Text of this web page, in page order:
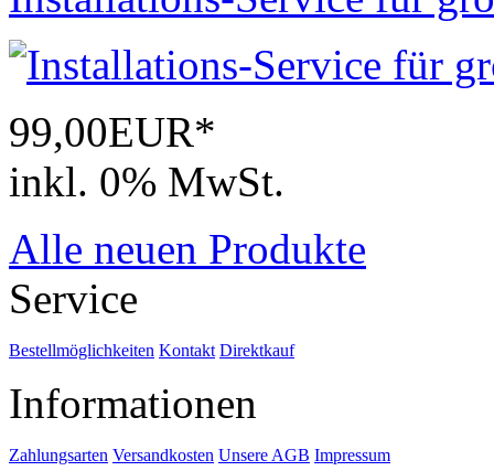
99,00EUR*
inkl. 0% MwSt.
Alle neuen Produkte
Service
Bestellmöglichkeiten Kontakt Direktkauf
Informationen
Zahlungsarten Versandkosten Unsere AGB Impressum